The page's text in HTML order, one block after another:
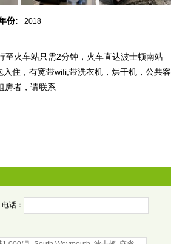
份: 2018
火车站只需2分钟，火车直达波士顿南站
住，有宽带wifi,带洗衣机，烘干机，公共客
房者，请联系
电话：